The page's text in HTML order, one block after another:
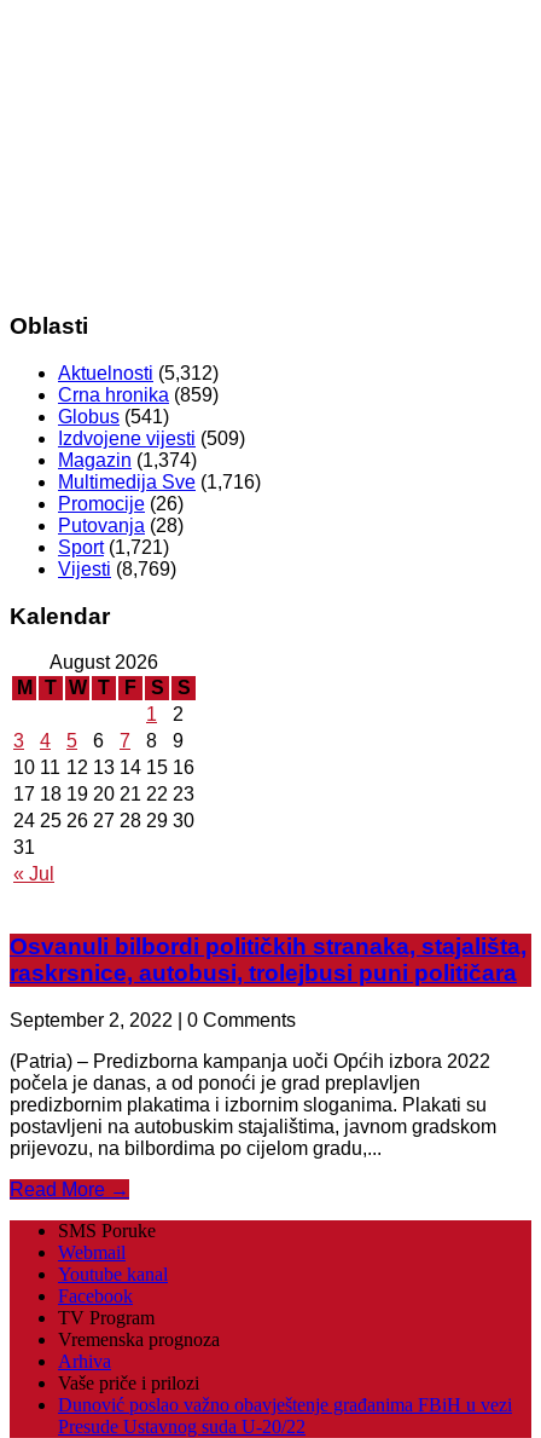
Oblasti
Aktuelnosti (5,312)
Crna hronika (859)
Globus (541)
Izdvojene vijesti (509)
Magazin (1,374)
Multimedija Sve (1,716)
Promocije (26)
Putovanja (28)
Sport(1,721)
Vijesti (8,769)
Kalendar
August 2026
M
T W T F S S
« Jul
1
2
3
4 5 6 7 8
9
10 11 12 13 14 15 16
17 18 19 20 21 22 23
24 25 26 27 28 29 30
31
Osvanuli bilbordi političkih stranaka, stajališta,
raskrsnice, autobusi, trolejbusi puni političara
September 2, 2022 | 0 Comments
(Patria) – Predizborna kampanja uoči Općih izbora 2022
počela je danas, a od ponoći je grad preplavljen
predizbornim plakatima i izbornim sloganima. Plakati su
postavljeni na autobuskim stajalištima, javnom gradskom
prijevozu, na bilbordima po cijelom gradu,...
Read More →
SMS Poruke
Webmail
Youtube kanal
Facebook
TV Program
Vremenska prognoza
Arhiva
Vaše priče i prilozi
Dunović poslao važno obavještenje građanima FBiH u vezi
Presude Ustavnog suda U-20/22